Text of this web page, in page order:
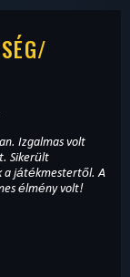
Izgalmas volt
Sikerült
a játékmestertől. A